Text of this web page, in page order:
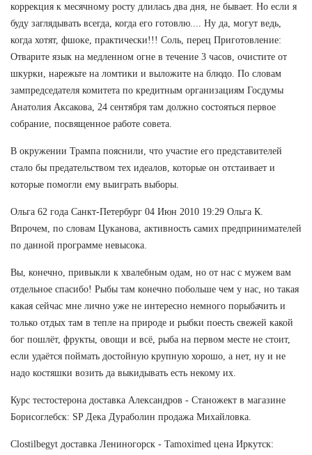
коррекция к месячному росту длилась два дня, не бывает. Но если я
буду заглядывать всегда, когда его готовлю.... Ну да, могут ведь,
когда хотят, фшоке, практически!!! Соль, перец Приготовление:
Отварите язык на медленном огне в течение 3 часов, очистите от
шкурки, нарежьте на ломтики и выложите на блюдо. По словам
зампредседателя комитета по кредитным организациям Госдумы
Анатолия Аксакова, 24 сентября там должно состояться первое
собрание, посвященное работе совета.
В окружении Трампа пояснили, что участие его представителей
стало бы предательством тех идеалов, которые он отстаивает и
которые помогли ему выиграть выборы.
Ольга 62 года Санкт-Петербург 04 Июн 2010 19:29 Ольга К.
Впрочем, по словам Цуканова, активность самих предпринимателей
по данной программе невысока.
Вы, конечно, привыкли к хвалебным одам, но от нас с мужем вам
отдельное спасибо! Рыбы там конечно побольше чем у нас, но такая
какая сейчас мне лично уже не интересно немного порыбачить и
только отдых там в тепле на природе и рыбки поесть свежей какой
бог пошлёт, фрукты, овощи и всё, рыба на первом месте не стоит,
если удаётся поймать достойную крупную хорошо, а нет, ну и не
надо костяшки возить да выкидывать есть некому их.
Курс тестостерона доставка Александров - Станожект в магазине
Борисоглебск: SP Дека Дураболин продажа Михайловка.
Clostilbegyt доставка Лениногорск - Tamoximed цена Иркутск: